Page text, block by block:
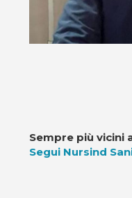
Sempre più vicini
Segui Nursind